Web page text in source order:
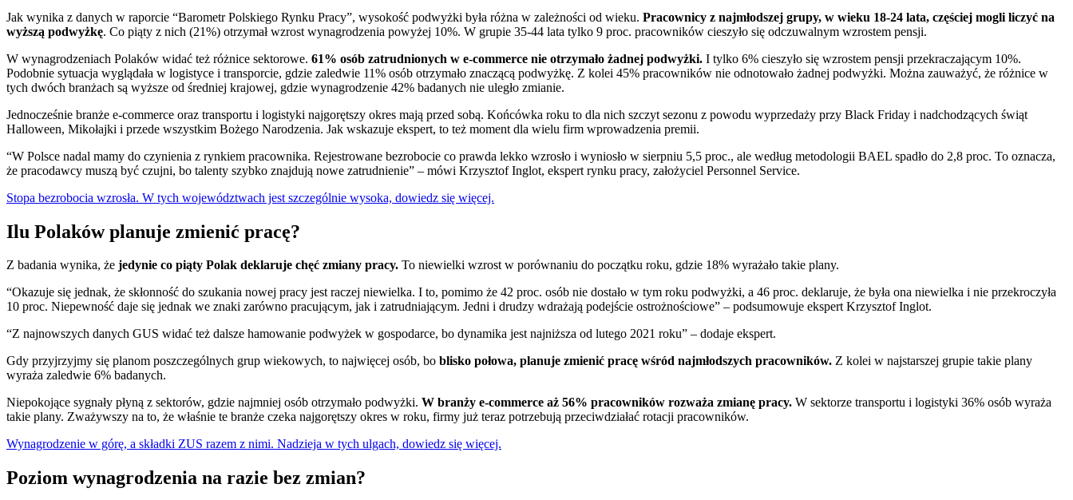
Jak wynika z danych w raporcie “Barometr Polskiego Rynku Pracy”, wysokość podwyżki była różna w zależności od wieku. Pracownicy z najmłodszej grupy, w wieku 18-24 lata, częściej mogli liczyć na
wyższą podwyżkę. Co piąty z nich (21%) otrzymał wzrost wynagrodzenia powyżej 10%. W grupie 35-44 lata tylko 9 proc. pracowników cieszyło się odczuwalnym wzrostem pensji.
W wynagrodzeniach Polaków widać też różnice sektorowe. 61% osób zatrudnionych w e-commerce nie otrzymało żadnej podwyżki. I tylko 6% cieszyło się wzrostem pensji przekraczającym 10%.
Podobnie sytuacja wyglądała w logistyce i transporcie, gdzie zaledwie 11% osób otrzymało znaczącą podwyżkę. Z kolei 45% pracowników nie odnotowało żadnej podwyżki. Można zauważyć, że różnice w
tych dwóch branżach są wyższe od średniej krajowej, gdzie wynagrodzenie 42% badanych nie uległo zmianie.
Jednocześnie branże e-commerce oraz transportu i logistyki najgorętszy okres mają przed sobą. Końcówka roku to dla nich szczyt sezonu z powodu wyprzedaży przy Black Friday i nadchodzących świąt
Halloween, Mikołajki i przede wszystkim Bożego Narodzenia. Jak wskazuje ekspert, to też moment dla wielu firm wprowadzenia premii.
“W Polsce nadal mamy do czynienia z rynkiem pracownika. Rejestrowane bezrobocie co prawda lekko wzrosło i wyniosło w sierpniu 5,5 proc., ale według metodologii BAEL spadło do 2,8 proc. To oznacza,
że pracodawcy muszą być czujni, bo talenty szybko znajdują nowe zatrudnienie” – mówi Krzysztof Inglot, ekspert rynku pracy, założyciel Personnel Service.
Stopa bezrobocia wzrosła. W tych województwach jest szczególnie wysoka, dowiedz się więcej.
Ilu Polaków planuje zmienić pracę?
Z badania wynika, że jedynie co piąty Polak deklaruje chęć zmiany pracy. To niewielki wzrost w porównaniu do początku roku, gdzie 18% wyrażało takie plany.
“Okazuje się jednak, że skłonność do szukania nowej pracy jest raczej niewielka. I to, pomimo że 42 proc. osób nie dostało w tym roku podwyżki, a 46 proc. deklaruje, że była ona niewielka i nie przekroczyła
10 proc. Niepewność daje się jednak we znaki zarówno pracującym, jak i zatrudniającym. Jedni i drudzy wdrażają podejście ostrożnościowe” – podsumowuje ekspert Krzysztof Inglot.
“Z najnowszych danych GUS widać też dalsze hamowanie podwyżek w gospodarce, bo dynamika jest najniższa od lutego 2021 roku” – dodaje ekspert.
Gdy przyjrzyjmy się planom poszczególnych grup wiekowych, to najwięcej osób, bo blisko połowa, planuje zmienić pracę wśród najmłodszych pracowników. Z kolei w najstarszej grupie takie plany
wyraża zaledwie 6% badanych.
Niepokojące sygnały płyną z sektorów, gdzie najmniej osób otrzymało podwyżki. W branży e-commerce aż 56% pracowników rozważa zmianę pracy. W sektorze transportu i logistyki 36% osób wyraża
takie plany. Zważywszy na to, że właśnie te branże czeka najgorętszy okres w roku, firmy już teraz potrzebują przeciwdziałać rotacji pracowników.
Wynagrodzenie w górę, a składki ZUS razem z nimi. Nadzieja w tych ulgach, dowiedz się więcej.
Poziom wynagrodzenia na razie bez zmian?